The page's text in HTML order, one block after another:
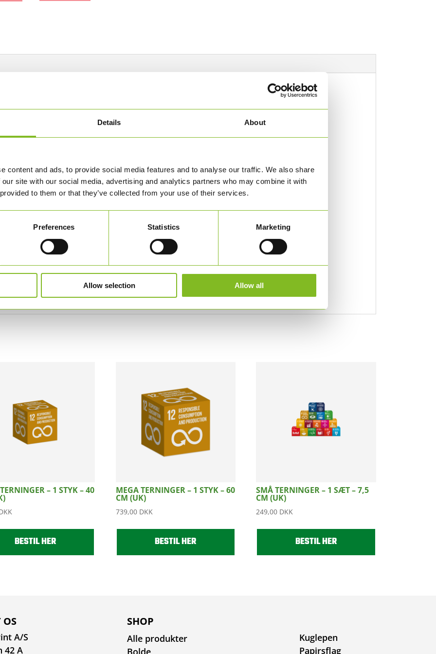
Details About
content and ads, to provide social media features and to analyse our traffic. We also share
site with our social media, advertising and analytics partners who may combine it with
to them or that they’ve collected from your use of their services.
Preferences Statistics Marketing
Allow selection Allow all
- en for hvert verdensmål.
nemt til en terning.
Cardboard.
FSC certificerede og komposterbare.
ved ønske om individuelt tryk.
– 1 STYK – 40
BESTIL HER
MEGA TERNINGER – 1 STYK – 60
CM (UK)
739,00 DKK
BESTIL HER
SMÅ TERNINGER – 1 SÆT – 7,5
CM (UK)
249,00 DKK
BESTIL HER
OS
A/S
42 A
SHOP
Alle produkter
Bolde
Kuglepen
Papirsflag